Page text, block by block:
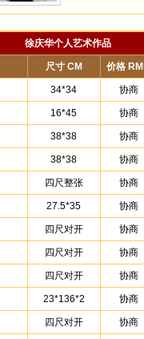
徐庆华个人艺术作品
尺寸 CM 价格
34*34 协商
16*45 协商
38*38 协商
38*38 协商
四尺整张 协商
27.5*35 协商
四尺对开 协商
四尺对开 协商
四尺对开 协商
23*136*2 协商
四尺对开 协商